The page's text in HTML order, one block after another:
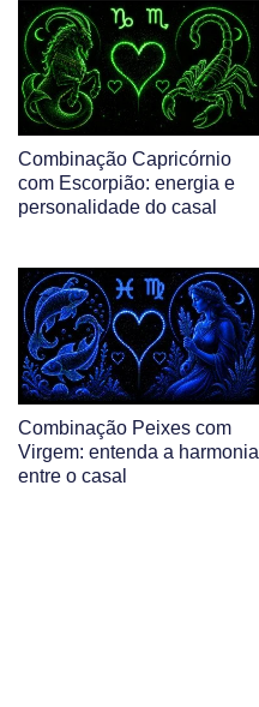
Combinação Capricórnio
com Escorpião: energia e
personalidade do casal
Combinação Peixes com
Virgem: entenda a harmonia
entre o casal